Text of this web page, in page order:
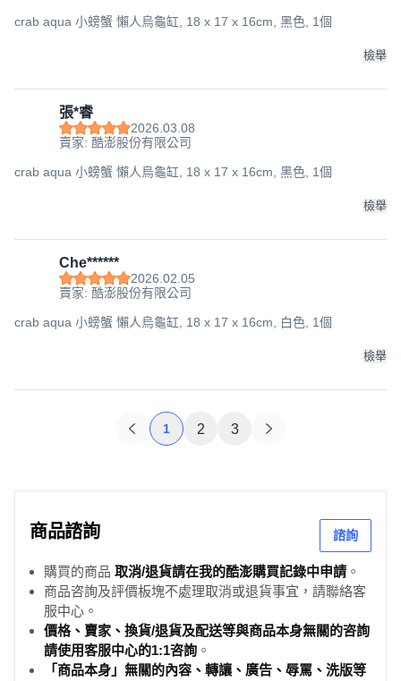
crab aqua 小螃蟹 懶人烏龜缸, 18 x 17 x 16cm, 黑色, 1個
檢舉
張*睿
2026.03.08
賣家: 酷澎股份有限公司
crab aqua 小螃蟹 懶人烏龜缸, 18 x 17 x 16cm, 黑色, 1個
檢舉
Che******
2026.02.05
賣家: 酷澎股份有限公司
crab aqua 小螃蟹 懶人烏龜缸, 18 x 17 x 16cm, 白色, 1個
檢舉
1 2 3
商品諮詢 諮詢
購買的商品 取消/退貨請在我的酷澎購買記錄中申請 。
商品咨詢及評價板塊不處理取消或退貨事宜，請聯絡客
服中心。
價格、賣家、換貨/退貨及配送等與商品本身無關的咨詢
請使用客服中心的1:1咨詢 。
「商品本身」無關的內容、轉讓、廣告、辱罵、洗版等